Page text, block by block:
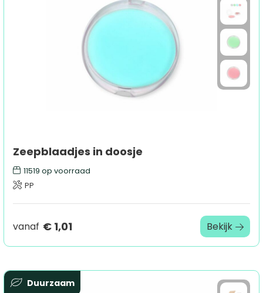
Zeepblaadjes in doosje
11519 op voorraad
PP
vanaf € 1,01 Bekijk
Duurzaam